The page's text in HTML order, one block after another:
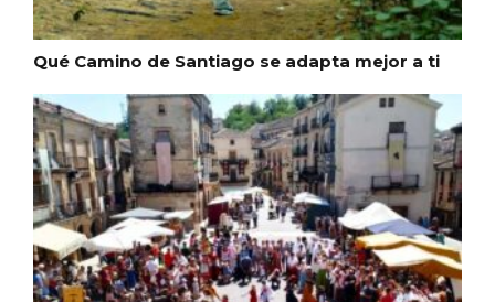
Qué Camino de Santiago se adapta mejor a ti